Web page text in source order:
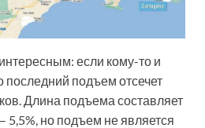
если кому-то и
последний подъем отсечет
Длина подъема составляет
5,5%, но подъем не является